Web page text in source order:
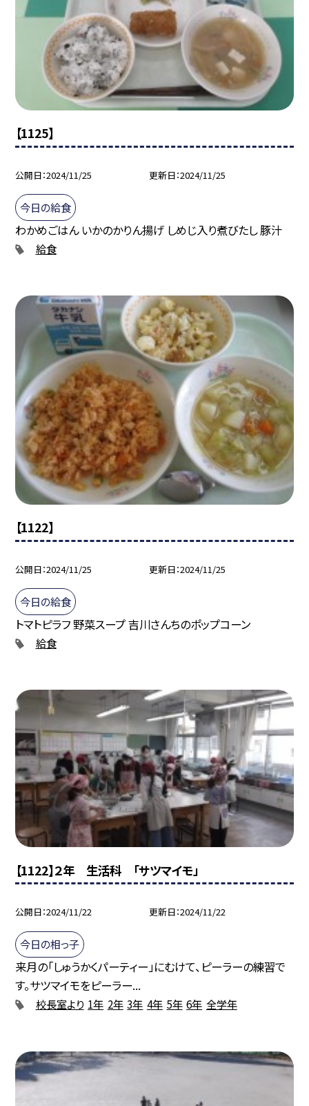
【1125】
公開日 2024/11/25 更新日 2024/11/25
今日の給食
わかめごはん いかのかりん揚げ しめじ入り煮びたし 豚汁
給食
【1122】
公開日 2024/11/25 更新日 2024/11/25
今日の給食
トマトピラフ 野菜スープ 吉川さんちのポップコーン
給食
【1122】２年 生活科 「サツマイモ」
公開日 2024/11/22 更新日 2024/11/22
今日の相っ子
来月の「しゅうかくパーティー」にむけて、ピーラーの練習で
す。サツマイモをピーラー...
校長室より 1年 2年 3年 4年 5年 6年 全学年